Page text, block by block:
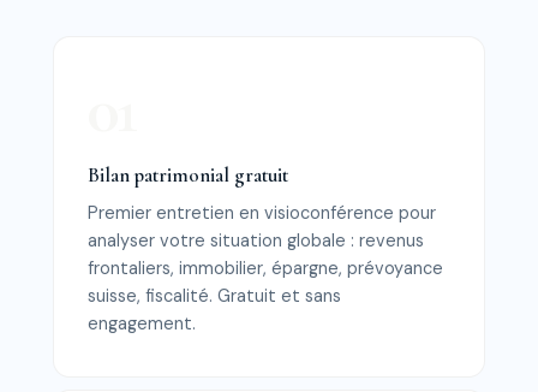
Bilan patrimonial gratuit
Premier entretien en visioconférence pour
analyser votre situation globale : revenus
frontaliers, immobilier, épargne, prévoyance
suisse, fiscalité. Gratuit et sans
engagement.